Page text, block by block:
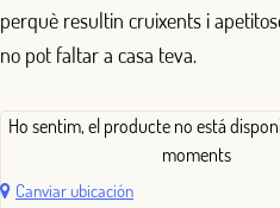
perquè resultin cruixents i
no pot faltar a casa teva.
Ho sentim, el producte no está
moments
Canviar ubicación